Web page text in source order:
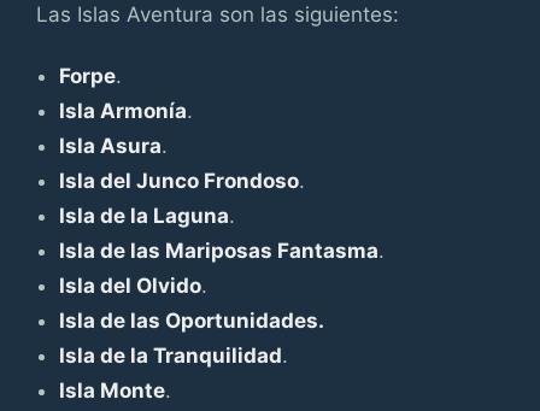
Las Islas Aventura son las siguientes:
Forpe.
Isla Armonía.
Isla Asura.
Isla del Junco Frondoso.
Isla de la Laguna.
Isla de las Mariposas Fantasma.
Isla del Olvido.
Isla de las Oportunidades.
Isla de la Tranquilidad.
Isla Monte.